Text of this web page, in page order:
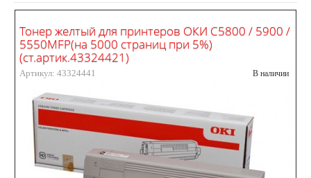
Тонер желтый для принтеров ОКИ С5800 / 5900 /
5550MFP(на 5000 страниц при 5%)
(ст.артик.43324421)
Артикул: 43324441 В наличии